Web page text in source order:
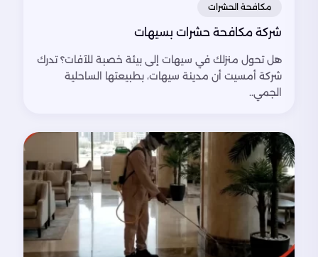
مكافحة الحشرات
شركة مكافحة حشرات بسيهات
هل تحول منزلك في سيهات إلى بيئة خصبة للآفات؟ تدرك
شركة أمسيت أن مدينة سيهات، بطبيعتها الساحلية
الجمي..